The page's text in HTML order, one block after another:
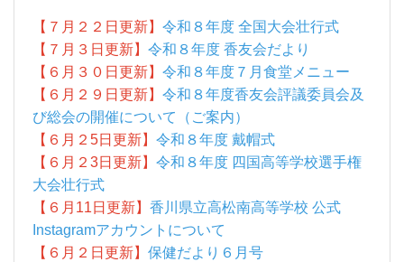
【７月２２日更新】 令和８年度 全国大会壮行式
【７月３日更新】 令和８年度 香友会だより
【６月３０日更新】 令和８年度７月食堂メニュー
【６月２９日更新】 令和８年度香友会評議委員会及
び総会の開催について（ご案内）
【６月２5日更新】 令和８年度 戴帽式
【６月２3日更新】 令和８年度 四国高等学校選手権
大会壮行式
【６月11日更新】 香川県立高松南高等学校 公式
Instagramアカウントについて
【６月２日更新】 保健だより６月号